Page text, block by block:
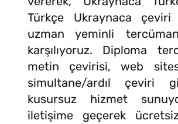
Türkçe Ukraynaca çeviri
uzman yeminli
karşılıyoruz. Diploma
metin çevirisi, web
simultane/ardıl çeviri
kusursuz hizmet
iletişime geçerek ücretsiz